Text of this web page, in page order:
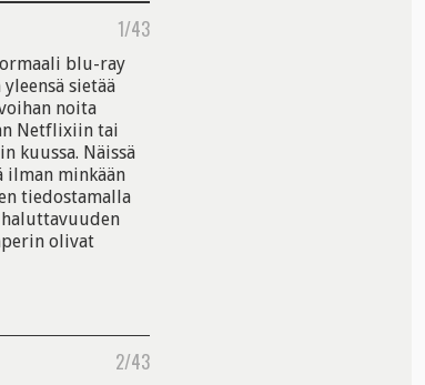
1/43
blu-ray
sietää
noita
Netflixiin tai
kuussa. Näissä
ilman minkään
tiedostamalla
olivat
2/43